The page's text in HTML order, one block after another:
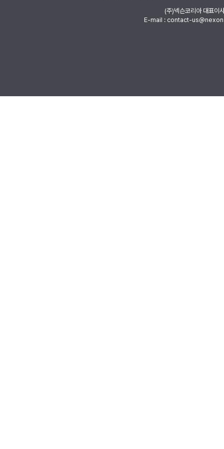
(주)넥슨코리아 대표이
E-mail : contact-